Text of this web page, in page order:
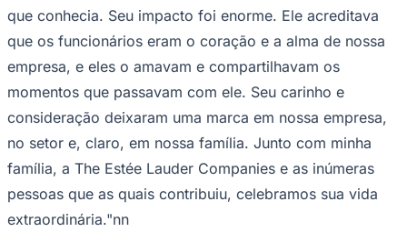
Champions League
Premier League
Bundesliga
Mundial 2026
Times - Ir direto
que conhecia. Seu impacto foi enorme. Ele acreditava
que os funcionários eram o coração e a alma de nossa
empresa, e eles o amavam e compartilhavam os
momentos que passavam com ele. Seu carinho e
consideração deixaram uma marca em nossa empresa,
no setor e, claro, em nossa família. Junto com minha
família, a The Estée Lauder Companies e as inúmeras
pessoas que as quais contribuiu, celebramos sua vida
extraordinária."nn